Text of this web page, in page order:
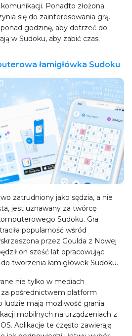
Ponadto złożona
się do zainteresowania grą.
godzinę, aby dotrzeć do
w Sudoku, aby zabić czas.
łamigłówka Sudoku
zatrudniony jako sędzia, a nie
jest uznawany za twórcę
Sudoku. Gra
popularność wśród
przez Goulda z Nowej
on sześć lat opracowując
tworzenia łamigłówek Sudoku.
nie tylko w mediach
pośrednictwem platform
mają możliwość grania
mobilnych na urządzeniach z
Aplikacje te często zawierają